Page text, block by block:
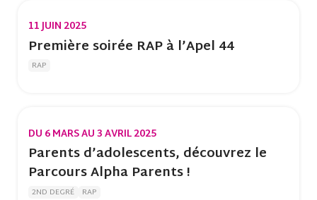
11 JUIN 2025
Première soirée RAP à l’Apel 44
RAP
DU 6 MARS AU 3 AVRIL 2025
Parents d’adolescents, découvrez le
Parcours Alpha Parents !
2ND DEGRÉ RAP